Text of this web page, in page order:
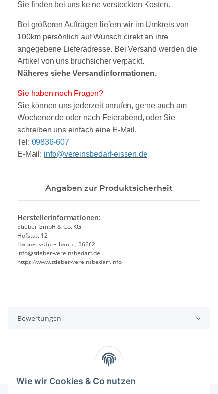
Wie wir Cookies & Co nutzen
Sie finden bei uns keine versteckten Kosten.
Bei größeren Aufträgen liefern wir im Umkreis von
100km persönlich auf Wunsch direkt an ihre
angegebene Lieferadresse. Bei Versand werden die
Artikel von uns bruchsicher verpackt.
Näheres siehe Versandinformationen.
Sie haben noch Fragen?
Sie können uns jederzeit anrufen, gerne auch am
Wochenende oder nach Feierabend, oder Sie
schreiben uns einfach eine E-Mail.
Tel: 09836-607
E-Mail: info@vereinsbedarf-eissen.de
Angaben zur Produktsicherheit
Herstellerinformationen:
Stieber GmbH & Co. KG
Hofstatt 12
Hauneck-Unterhaun, , 36282
info@stieber-vereinsbedarf.de
https://www.stieber-vereinsbedarf.info
Bewertungen